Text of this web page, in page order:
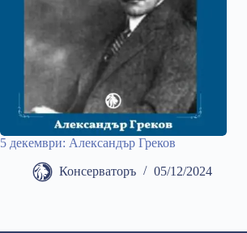
5 декември: Александър Греков
Консерваторъ 05/12/2024